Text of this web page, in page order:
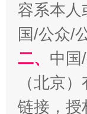
阿坝州
容系本人
国/公众/
二、 中国
（北京
链接，授